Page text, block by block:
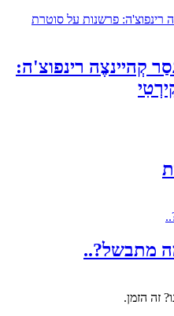
קְהיינצֶה רינפוצ'ה:
מתבשל?..
זה הזמן.